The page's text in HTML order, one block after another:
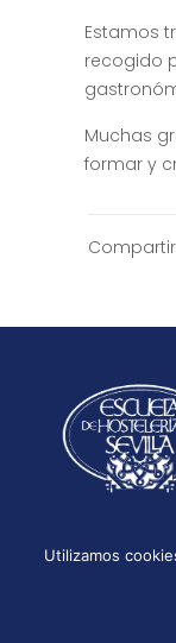
Estamos
recogido
Muchas
formar y
Compartir
Escuela
Utilizamos